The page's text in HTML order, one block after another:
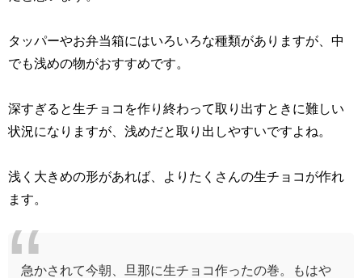
タッパーやお弁当箱にはいろいろな種類がありますが、中
でも浅めの物がおすすめです。
深すぎると生チョコを作り終わって取り出すときに難しい
状況になりますが、浅めだと取り出しやすいですよね。
浅く大きめの形があれば、よりたくさんの生チョコが作れ
ます。
急かされて今朝、旦那に生チョコ作ったの巻。もはや